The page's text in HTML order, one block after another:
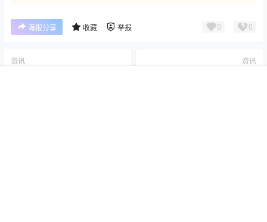
海报分享 收藏 举报 0 0
资讯 资讯